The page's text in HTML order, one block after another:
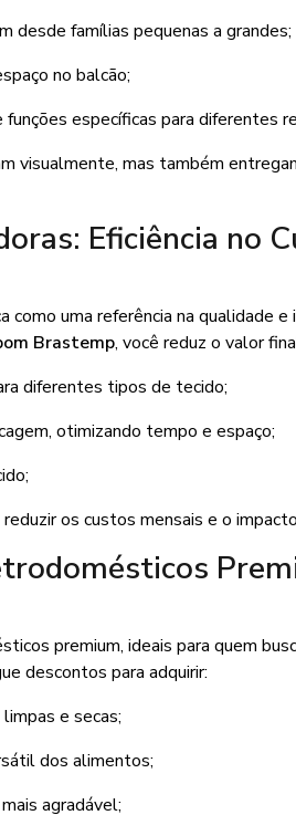
desde famílias pequenas a grandes;
no balcão;
específicas para diferentes
visualmente, mas também
Eficiência no
uma referência na qualidade e
Brastemp, você reduz o valor
diferentes tipos de tecido;
otimizando tempo e espaço;
reduzir os custos mensais e o
premium, ideais para quem
descontos para adquirir:
e secas;
dos alimentos;
agradável;